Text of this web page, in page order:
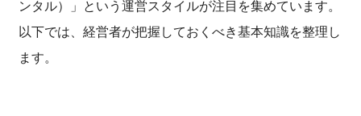
ンタル）」という運営スタイルが注目を集めています。
以下では、経営者が把握しておくべき基本知識を整理し
ます。